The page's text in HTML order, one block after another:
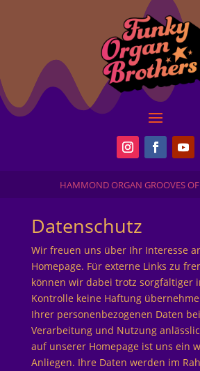
HAMMOND ORGAN GROOVES
Datenschutz
Wir freuen uns über Ihr Interesse
Homepage. Für externe Links zu
können wir dabei trotz sorgfältiger
Kontrolle keine Haftung
Ihrer personenbezogenen Daten
Verarbeitung und Nutzung
auf unserer Homepage ist uns ein
Anliegen. Ihre Daten werden im